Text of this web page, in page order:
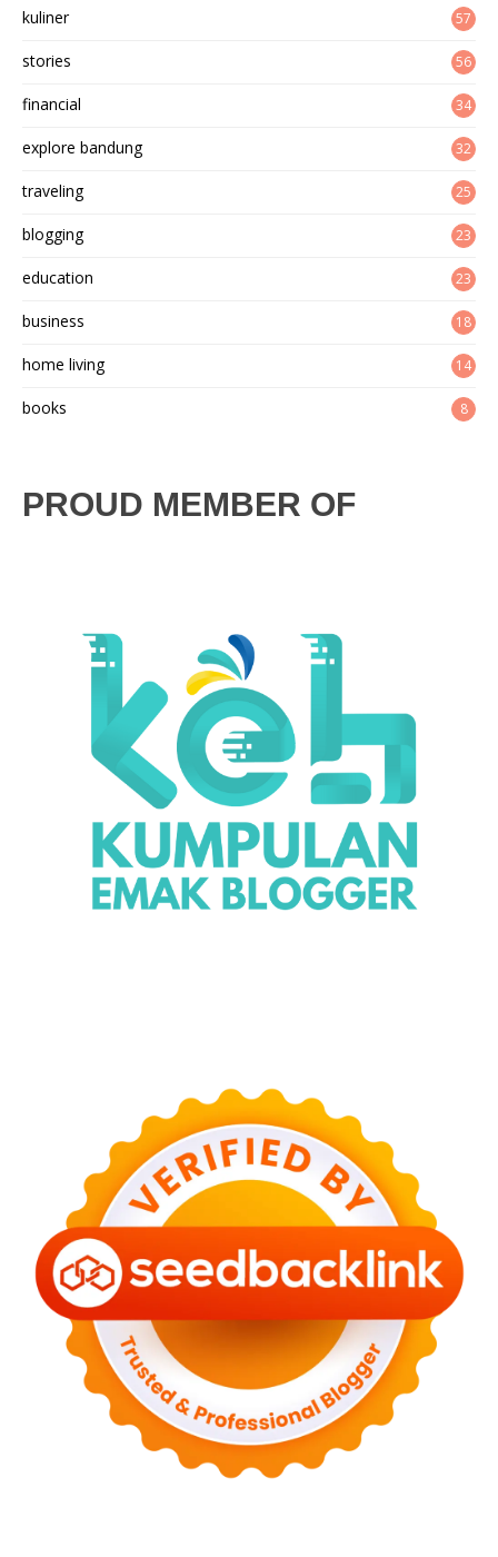
kuliner 57
stories 56
financial 34
explore bandung 32
traveling 25
blogging 23
education 23
business 18
home living 14
books 8
PROUD MEMBER OF